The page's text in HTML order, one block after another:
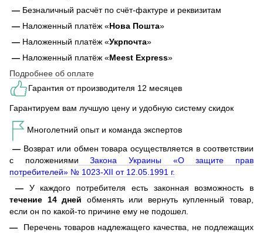
— Безналичный расчёт по счёт-фактуре и реквизитам
— Наложенный платёж «Нова Пошта»
— Наложенный платёж «Укрпочта»
— Наложенный платёж «Meest Express»
Подробнее об оплате
Гарантия от производителя 12 месяцев
Гарантируем вам лучшую цену и удобную систему скидок
Многолетний опыт и команда экспертов
— Возврат или обмен товара осуществляется в соответствии
с положениями Закона Украины «О защите прав
потребителей» № 1023-XII от 12.05.1991 г.
— У каждого потребителя есть законная возможность в
течение 14 дней обменять или вернуть купленный товар,
если он по какой-то причине ему не подошел.
—
Перечень товаров надлежащего качества, не подлежащих